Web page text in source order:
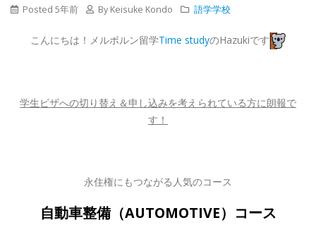
Posted 5年前 By Keisuke Kondo 語学学校
こんにちは！メルボルン留学Time studyのHazukiです
学生ビザへの切り替え＆申し込みを考えられている方に朗報で
す！
永住権にもつながる人気のコース
自動車整備（AUTOMOTIVE）コース